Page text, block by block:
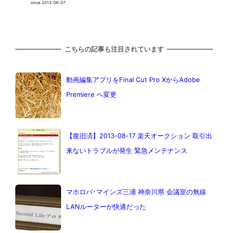
since 2013-08-07
こちらの記事も注目されています
動画編集アプリをFinal Cut Pro XからAdobe
Premiere へ変更
【復旧済】2013-08-17 楽天オークション 取引出
来ないトラブルが発生 緊急メンテナンス
マホロバ･マインズ三浦 神奈川県 会議室の無線
LANルーターが快適だった